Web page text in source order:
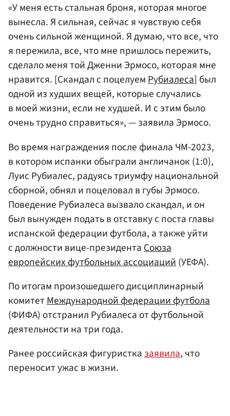
«У меня есть стальная броня, которая многое
вынесла. Я сильная, сейчас я чувствую себя
очень сильной женщиной. Я думаю, что все, что
я пережила, все, что мне пришлось пережить,
сделало меня той Дженни Эрмосо, которая мне
нравится. [Скандал с поцелуемРубиалеса] был
одной из худших вещей, которые случались
в моей жизни, если не худшей. И с этим было
очень трудно справиться», — заявила Эрмосо.
Во время награждения после финала ЧМ-2023,
в котором испанки обыграли англичанок (1:0),
Луис Рубиалес, радуясь триумфу национальной
сборной, обнял и поцеловал в губы Эрмосо.
Поведение Рубиалеса вызвало скандал, и он
был вынужден подать в отставку с поста главы
испанской федерации футбола, а также уйти
с должности вице-президента Союза
европейских футбольных ассоциаций (УЕФА).
По итогам произошедшего дисциплинарный
комитетМеждународной федерации футбола
(ФИФА) отстранил Рубиалеса от футбольной
деятельности на три года.
Ранее российская фигуристказаявила, что
переносит ужас в жизни.